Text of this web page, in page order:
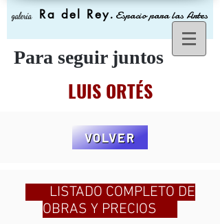
galería Ra del Rey. Espacio para las Artes
Para seguir juntos
LUIS ORTÉS
VOLVER
LISTADO COMPLETO DE
OBRAS Y PRECIOS